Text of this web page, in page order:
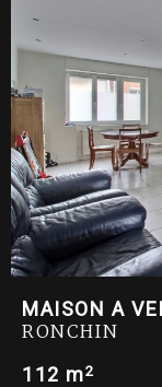
MAISON A
RONCHIN
112 m2